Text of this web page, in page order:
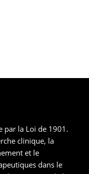
par la Loi de 1901.
clinique, la
et le
dans le